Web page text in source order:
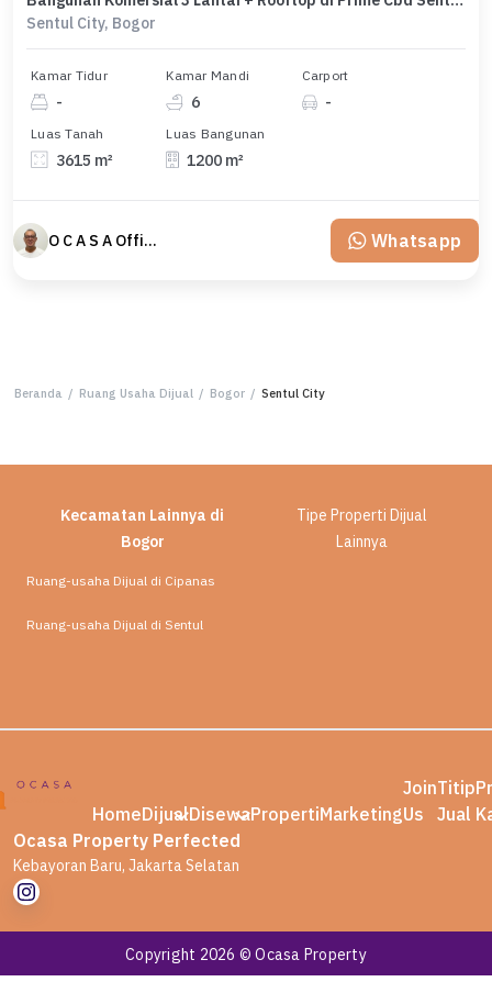
Sentul City, Bogor
Kamar Tidur
-
Kamar Mandi
6
Carport
-
Luas Tanah
3615 m²
Luas Bangunan
1200 m²
O C A S A Official property perfected Whatsapp
Beranda / Ruang Usaha Dijual / Bogor / Sentul City
Kecamatan Lainnya di
Bogor
Tipe Properti Dijual
Lainnya
Ruang-usaha Dijual di Cipanas
Ruang-usaha Dijual di Sentul
HomeDijualDisewaPropertiMarketing
Join
Us
Titip
Jual
Ocasa Property Perfected
Kebayoran Baru, Jakarta Selatan
Copyright 2026 © Ocasa Property